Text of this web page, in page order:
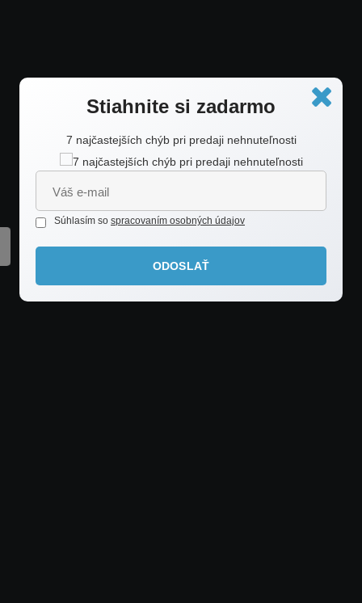
Realitka v centre mesta
Stiahnite si zadarmo
7 najčastejších chýb pri predaji nehnuteľnosti
Súhlasím so spracovaním osobných údajov
ODOSLAŤ